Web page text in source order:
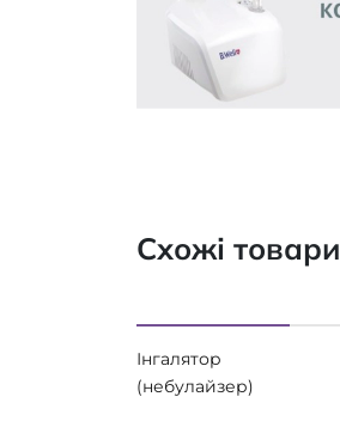
Схожі товари
Інгалятор
(небулайзер)